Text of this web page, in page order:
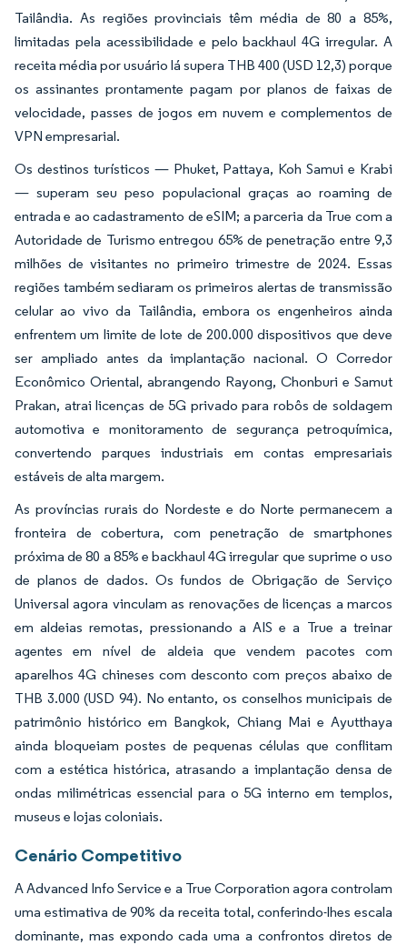
Tailândia. As regiões provinciais têm média de 80 a 85%,
limitadas pela acessibilidade e pelo backhaul 4G irregular. A
receita média por usuário lá supera THB 400 (USD 12,3) porque
os assinantes prontamente pagam por planos de faixas de
velocidade, passes de jogos em nuvem e complementos de
VPN empresarial.
Os destinos turísticos — Phuket, Pattaya, Koh Samui e Krabi
— superam seu peso populacional graças ao roaming de
entrada e ao cadastramento de eSIM; a parceria da True com a
Autoridade de Turismo entregou 65% de penetração entre 9,3
milhões de visitantes no primeiro trimestre de 2024. Essas
regiões também sediaram os primeiros alertas de transmissão
celular ao vivo da Tailândia, embora os engenheiros ainda
enfrentem um limite de lote de 200.000 dispositivos que deve
ser ampliado antes da implantação nacional. O Corredor
Econômico Oriental, abrangendo Rayong, Chonburi e Samut
Prakan, atrai licenças de 5G privado para robôs de soldagem
automotiva e monitoramento de segurança petroquímica,
convertendo parques industriais em contas empresariais
estáveis de alta margem.
As províncias rurais do Nordeste e do Norte permanecem a
fronteira de cobertura, com penetração de smartphones
próxima de 80 a 85% e backhaul 4G irregular que suprime o uso
de planos de dados. Os fundos de Obrigação de Serviço
Universal agora vinculam as renovações de licenças a marcos
em aldeias remotas, pressionando a AIS e a True a treinar
agentes em nível de aldeia que vendem pacotes com
aparelhos 4G chineses com desconto com preços abaixo de
THB 3.000 (USD 94). No entanto, os conselhos municipais de
patrimônio histórico em Bangkok, Chiang Mai e Ayutthaya
ainda bloqueiam postes de pequenas células que conflitam
com a estética histórica, atrasando a implantação densa de
ondas milimétricas essencial para o 5G interno em templos,
museus e lojas coloniais.
Cenário Competitivo
A Advanced Info Service e a True Corporation agora controlam
uma estimativa de 90% da receita total, conferindo-lhes escala
dominante, mas expondo cada uma a confrontos diretos de